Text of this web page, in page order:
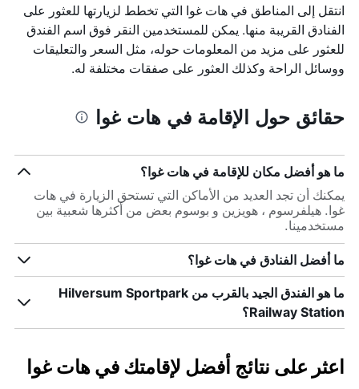
انتقل إلى المناطق في هات غوا التي تخطط لزيارتها للعثور على
الفنادق القريبة منها. يمكن للمستخدمين النقر فوق اسم الفندق
للعثور على مزيد من المعلومات حوله، مثل السعر والتعليقات
ووسائل الراحة وكذلك العثور على صفقات مختلفة له.
حقائق حول الإقامة في هات غوا
ما هو أفضل مكان للإقامة في هات غوا؟
يمكنك أن تجد العديد من الأماكن التي تستحق الزيارة في هات
غوا. هيلفرسوم ، هويزين و بوسوم بعض من أكثرها شعبية بين
مستخدمينا.
ما أفضل الفنادق في هات غوا؟
ما هو الفندق الجيد بالقرب من Hilversum Sportpark
Railway Station؟
اعثر على نتائج أفضل لإقامتك في هات غوا